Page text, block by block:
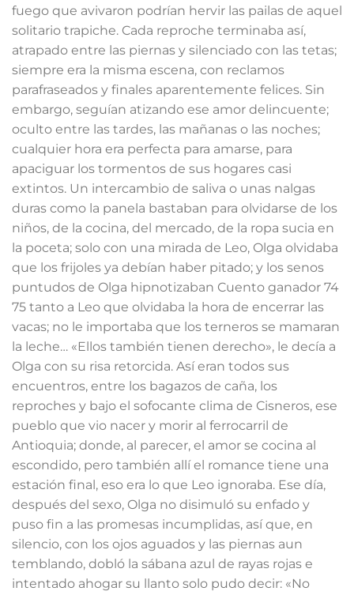
fuego que avivaron podrían hervir las pailas de aquel
solitario trapiche. Cada reproche terminaba así,
atrapado entre las piernas y silenciado con las tetas;
siempre era la misma escena, con reclamos
parafraseados y finales aparentemente felices. Sin
embargo, seguían atizando ese amor delincuente;
oculto entre las tardes, las mañanas o las noches;
cualquier hora era perfecta para amarse, para
apaciguar los tormentos de sus hogares casi
extintos. Un intercambio de saliva o unas nalgas
duras como la panela bastaban para olvidarse de los
niños, de la cocina, del mercado, de la ropa sucia en
la poceta; solo con una mirada de Leo, Olga olvidaba
que los frijoles ya debían haber pitado; y los senos
puntudos de Olga hipnotizaban Cuento ganador 74
75 tanto a Leo que olvidaba la hora de encerrar las
vacas; no le importaba que los terneros se mamaran
la leche… «Ellos también tienen derecho», le decía a
Olga con su risa retorcida. Así eran todos sus
encuentros, entre los bagazos de caña, los
reproches y bajo el sofocante clima de Cisneros, ese
pueblo que vio nacer y morir al ferrocarril de
Antioquia; donde, al parecer, el amor se cocina al
escondido, pero también allí el romance tiene una
estación final, eso era lo que Leo ignoraba. Ese día,
después del sexo, Olga no disimuló su enfado y
puso fin a las promesas incumplidas, así que, en
silencio, con los ojos aguados y las piernas aun
temblando, dobló la sábana azul de rayas rojas e
intentado ahogar su llanto solo pudo decir: «No